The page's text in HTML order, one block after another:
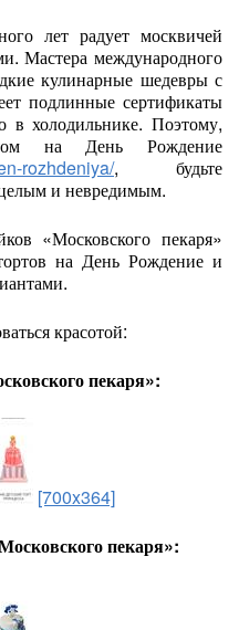
лет радует москвичей
Мастера международного
кулинарные шедевры с
подлинные сертификаты
в холодильнике. Поэтому,
на День Рождение
rozhdeniya/, будьте
и невредимым.
«Московского пекаря»
на День Рождение и
красотой:
пекаря»:
[700x364]
пекаря»: